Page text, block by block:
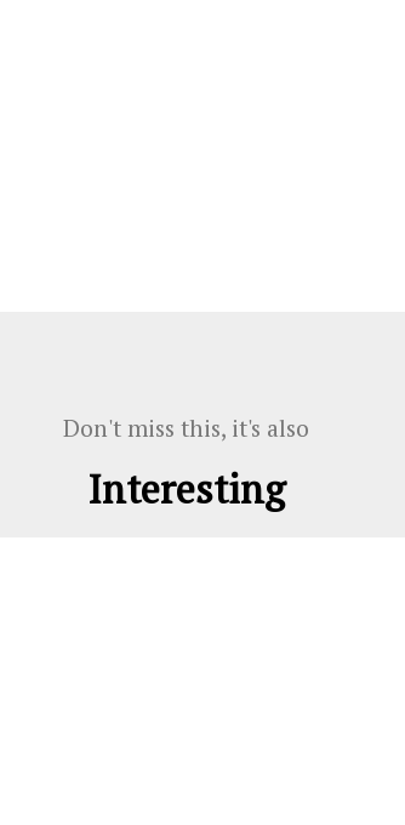
Don't miss this, it's also
Interesting